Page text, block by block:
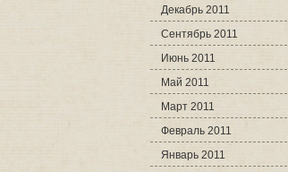
Декабрь 2011
Сентябрь 2011
Июнь 2011
Май 2011
Март 2011
Февраль 2011
Январь 2011